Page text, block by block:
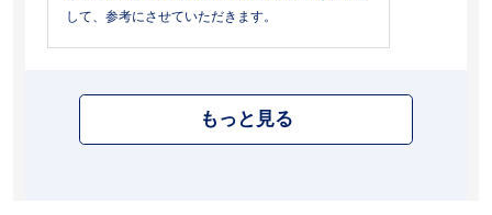
して、参考にさせていただきます。
もっと見る